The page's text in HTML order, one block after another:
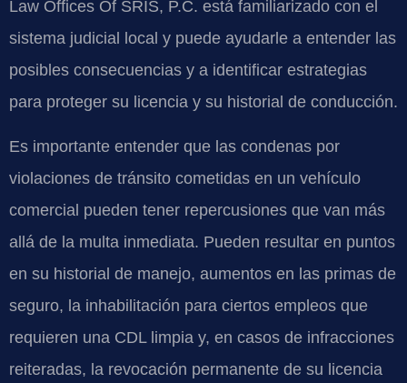
Law Offices Of SRIS, P.C. está familiarizado con el
sistema judicial local y puede ayudarle a entender las
posibles consecuencias y a identificar estrategias
para proteger su licencia y su historial de conducción.
Es importante entender que las condenas por
violaciones de tránsito cometidas en un vehículo
comercial pueden tener repercusiones que van más
allá de la multa inmediata. Pueden resultar en puntos
en su historial de manejo, aumentos en las primas de
seguro, la inhabilitación para ciertos empleos que
requieren una CDL limpia y, en casos de infracciones
reiteradas, la revocación permanente de su licencia